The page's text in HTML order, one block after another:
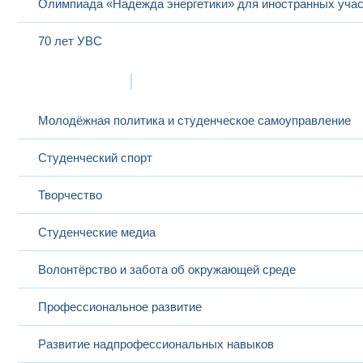
Олимпиада «Надежда энергетики» для иностранных
70 лет УВС
Молодёжная политика и студенческое самоуправление
Студенческий спорт
Творчество
Студенческие медиа
Волонтёрство и забота об окружающей среде
Профессиональное развитие
Развитие надпрофессиональных навыков